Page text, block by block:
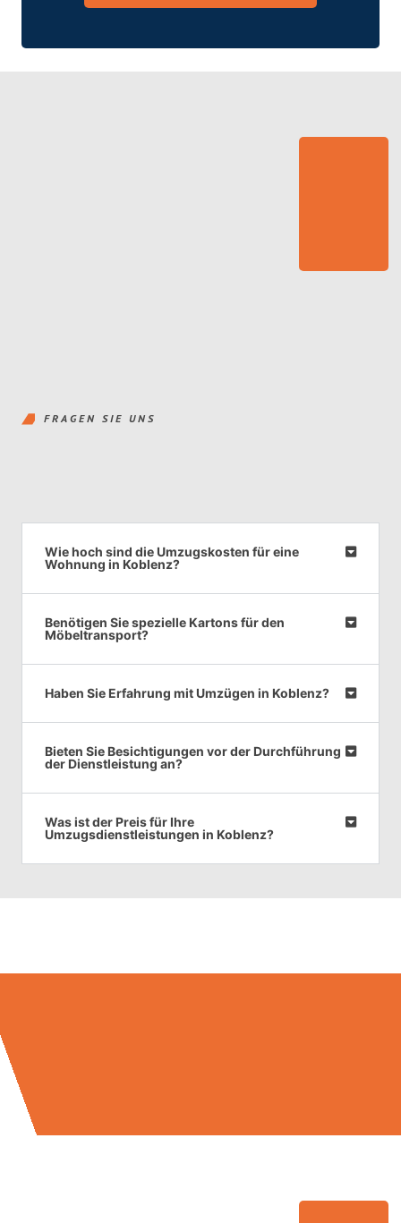
FRAGEN SIE UNS
Wie hoch sind die Umzugskosten für eine
Wohnung in Koblenz?
Benötigen Sie spezielle Kartons für den
Möbeltransport?
Haben Sie Erfahrung mit Umzügen in Koblenz?
Bieten Sie Besichtigungen vor der Durchführung
der Dienstleistung an?
Was ist der Preis für Ihre
Umzugsdienstleistungen in Koblenz?